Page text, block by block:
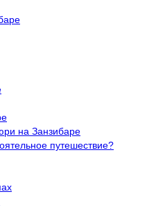
на Занзибаре
путешествие?